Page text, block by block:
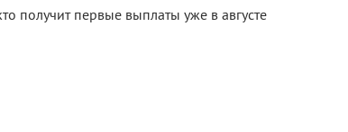
получит первые выплаты уже в августе